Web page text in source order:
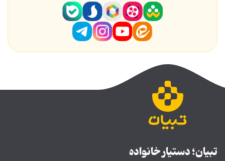
تبیان؛ دستیار خانواده